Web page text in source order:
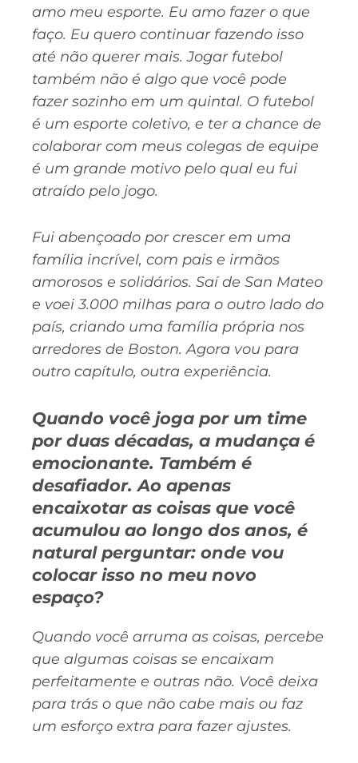
amo meu esporte. Eu amo fazer o que
faço. Eu quero continuar fazendo isso
até não querer mais. Jogar futebol
também não é algo que você pode
fazer sozinho em um quintal. O futebol
é um esporte coletivo, e ter a chance de
colaborar com meus colegas de equipe
é um grande motivo pelo qual eu fui
atraído pelo jogo.
Fui abençoado por crescer em uma
família incrível, com pais e irmãos
amorosos e solidários. Saí de San Mateo
e voei 3.000 milhas para o outro lado do
país, criando uma família própria nos
arredores de Boston. Agora vou para
outro capítulo, outra experiência.
Quando você joga por um time
por duas décadas, a mudança é
emocionante. Também é
desafiador. Ao apenas
encaixotar as coisas que você
acumulou ao longo dos anos, é
natural perguntar: onde vou
colocar isso no meu novo
espaço?
Quando você arruma as coisas, percebe
que algumas coisas se encaixam
perfeitamente e outras não. Você deixa
para trás o que não cabe mais ou faz
um esforço extra para fazer ajustes.